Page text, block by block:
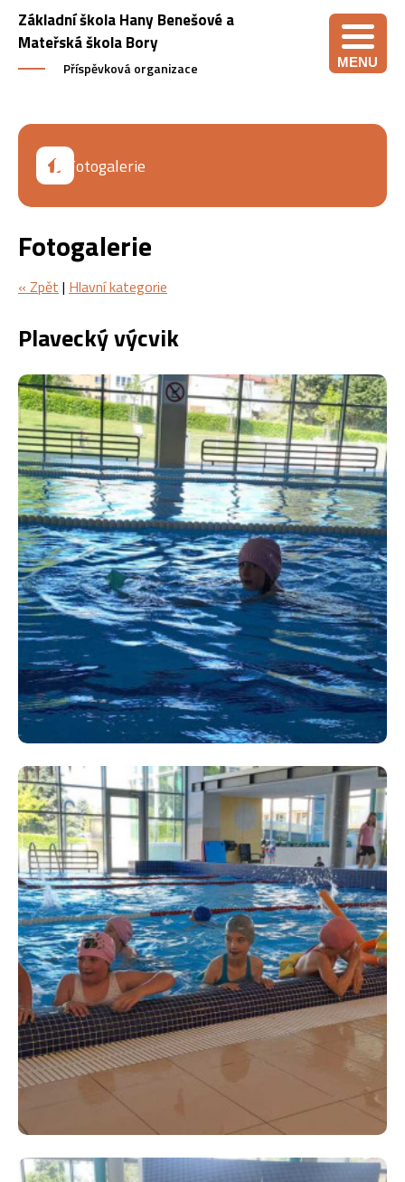
Základní škola Hany Benešové a
Mateřská škola Bory
Příspěvková organizace MENU
Fotogalerie
Fotogalerie
« Zpět | Hlavní kategorie
Plavecký výcvik